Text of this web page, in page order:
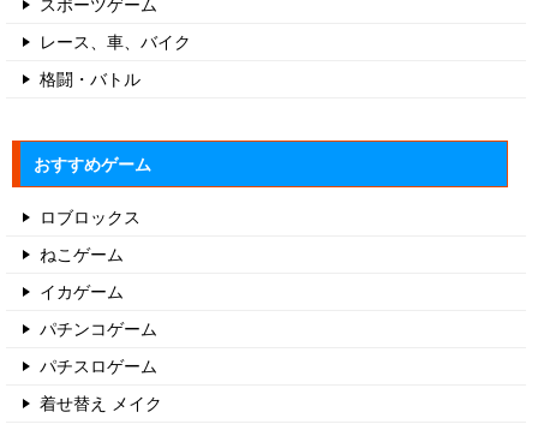
スポーツゲーム
レース、車、バイク
格闘・バトル
おすすめゲーム
ロブロックス
ねこゲーム
イカゲーム
パチンコゲーム
パチスロゲーム
着せ替え メイク